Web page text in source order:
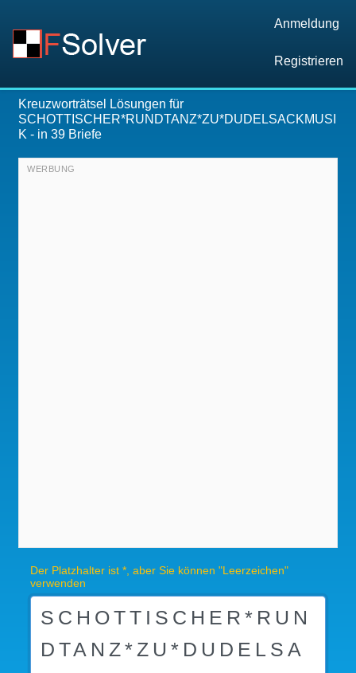
Anmeldung
Registrieren
Kreuzworträtsel Lösungen für
SCHOTTISCHER*RUNDTANZ*ZU*DUDELSACKMUSI
K - in 39 Briefe
Der Platzhalter ist *, aber Sie können "Leerzeichen"
verwenden